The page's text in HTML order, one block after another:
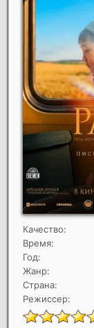
Качество:
Время:
Год:
Жанр:
Страна:
Режиссер: